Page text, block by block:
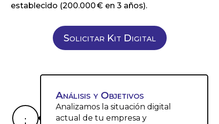
establecido (200.000 € en 3 años).
Solicitar Kit Digital

Análisis y Objetivos
Analizamos la situación digital
actual de tu empresa y